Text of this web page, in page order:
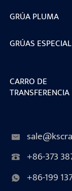
GRÚA PLUMA
GRÚAS
CARRO DE
TRANSFERENCIA
+86-373
+86-199